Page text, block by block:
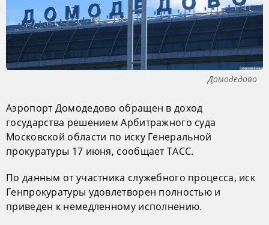
Домодедово
Аэропорт Домодедово обращен в доход
государства решением Арбитражного суда
Московской области по иску Генеральной
прокуратуры 17 июня, сообщает ТАСС.
По данным от участника служебного процесса, иск
Генпрокуратуры удовлетворен полностью и
приведен к немедленному исполнению.